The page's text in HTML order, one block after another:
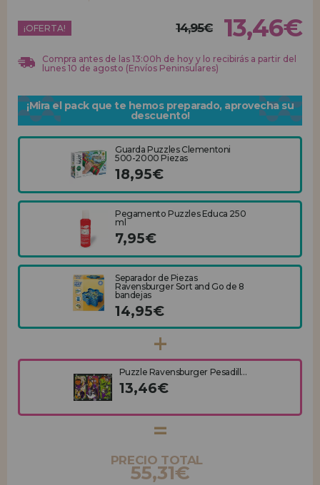
REGISTRO DISTRIBUIDOR
¡OFERTA! 14,95€ 13,46€
Compra antes de las 13:00h de hoy y lo recibirás a partir del
lunes 10 de agosto (Envíos Peninsulares)
¡Mira el pack que te hemos preparado, aprovecha su
descuento!
Guarda Puzzles Clementoni
500-2000 Piezas
18,95€
Pegamento Puzzles Educa 250
ml
7,95€
Separador de Piezas
Ravensburger Sort and Go de 8
bandejas
14,95€
Puzzle Ravensburger Pesadill...
13,46€
PRECIO TOTAL
55,31€